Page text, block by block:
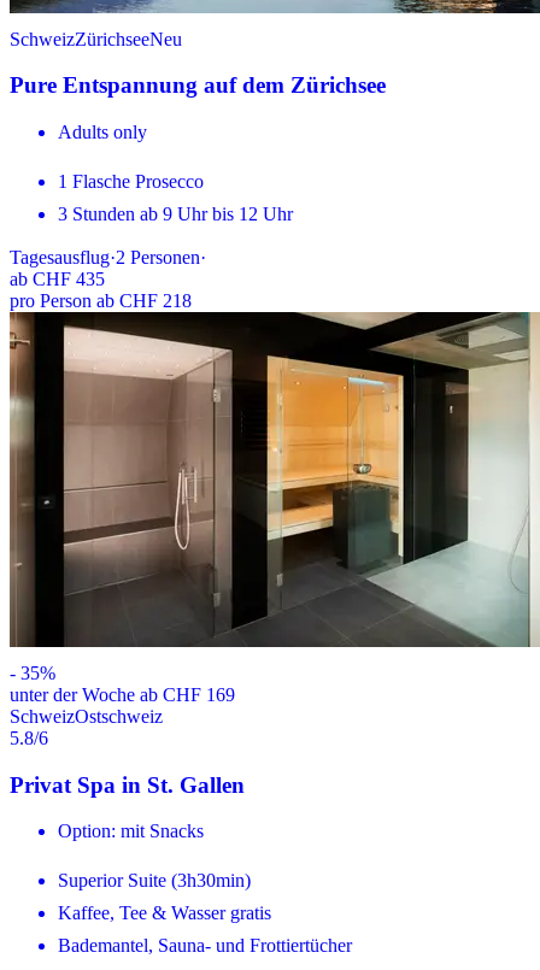
SchweizZürichseeNeu
Pure Entspannung auf dem Zürichsee
Adults only
1 Flasche Prosecco
3 Stunden ab 9 Uhr bis 12 Uhr
Tagesausflug·2 Personen·
ab CHF 435
pro Person ab CHF 218
- 35%
unter der Woche ab CHF 169
SchweizOstschweiz
5.8/6
Privat Spa in St. Gallen
Option: mit Snacks
Superior Suite (3h30min)
Kaffee, Tee & Wasser gratis
Bademantel, Sauna- und Frottiertücher